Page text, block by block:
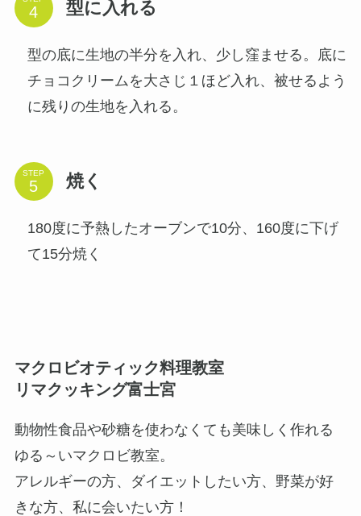
型に入れる
型の底に生地の半分を入れ、少し窪ませる。底に
チョコクリームを大さじ１ほど入れ、被せるよう
に残りの生地を入れる。
STEP 焼く
180度に予熱したオーブンで10分、160度に下げ
て15分焼く
マクロビオティック料理教室
リマクッキング富士宮
動物性食品や砂糖を使わなくても美味しく作れる
ゆる～いマクロビ教室。
アレルギーの方、ダイエットしたい方、野菜が好
きな方、私に会いたい方！